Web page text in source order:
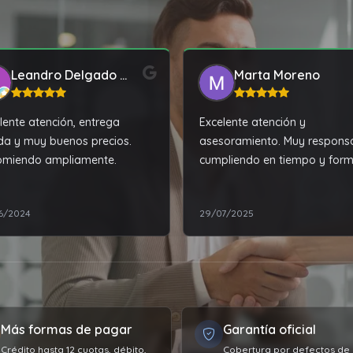
Leandro Delgado Cora
atención, entrega
y muy buenos precios.
ampliamente.
2024
Marta Moreno
Excelente atención y
asesoramiento. Muy
cumpliendo en tiempo y
100% recomendable!!!
29/07/2025
Más formas de pagar
Crédito hasta 12 cuotas, débito,
Garantía oficial
Cobertura por defectos de